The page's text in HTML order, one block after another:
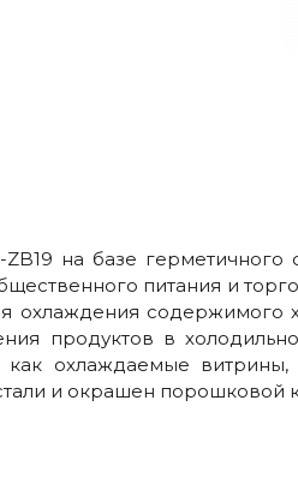
на базе герметичного
питания и
охлаждения содержимого
продуктов в
как охлаждаемые
и окрашен порошковой